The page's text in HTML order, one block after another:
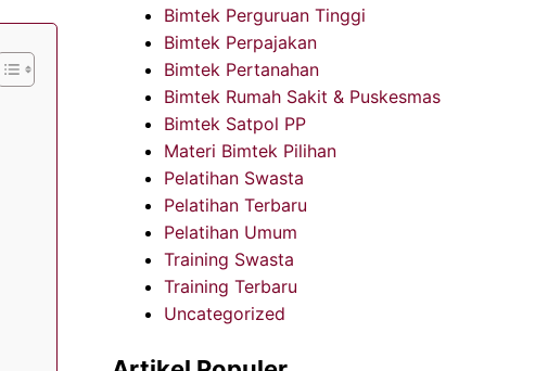
Bimtek Perguruan Tinggi
Bimtek Perpajakan
Bimtek Pertanahan
Bimtek Rumah Sakit & Puskesmas
Bimtek Satpol PP
Materi Bimtek Pilihan
Pelatihan Swasta
Pelatihan Terbaru
Pelatihan Umum
Training Swasta
Training Terbaru
Uncategorized